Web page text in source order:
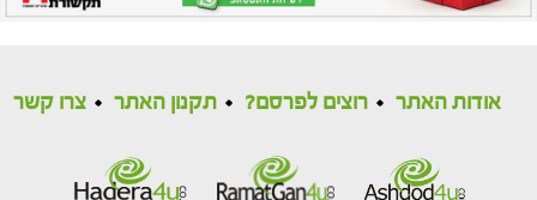
אודות האתר רוצים לפרסם? תקנון האתר צרו קשר